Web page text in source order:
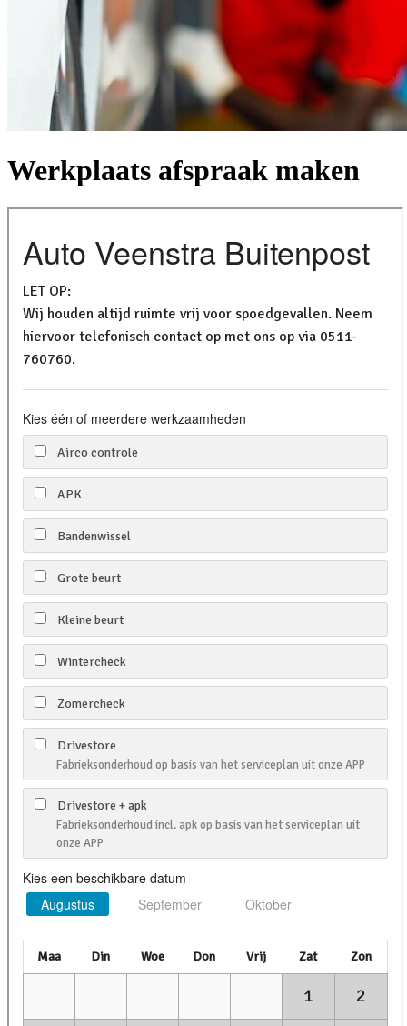
Werkplaats afspraak maken